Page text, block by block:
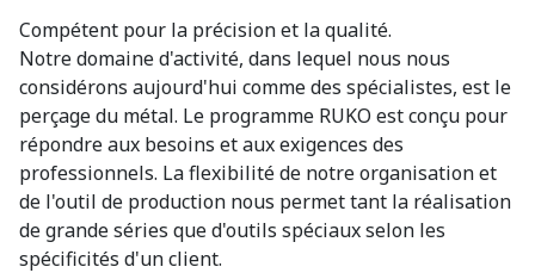
Compétent pour la précision et la qualité.
Notre domaine d'activité, dans lequel nous nous
considérons aujourd'hui comme des spécialistes, est le
perçage du métal. Le programme RUKO est conçu pour
répondre aux besoins et aux exigences des
professionnels. La flexibilité de notre organisation et
de l'outil de production nous permet tant la réalisation
de grande séries que d'outils spéciaux selon les
spécificités d'un client.